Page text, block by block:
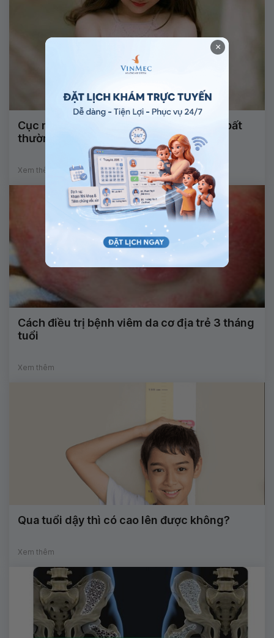
Cục nhỏ dưới núm vú ở bé gái 8 tuổi có bất
thường không?
Xem thêm
Cách điều trị bệnh viêm da cơ địa trẻ 3 tháng
tuổi
Xem thêm
Qua tuổi dậy thì có cao lên được không?
Xem thêm
×